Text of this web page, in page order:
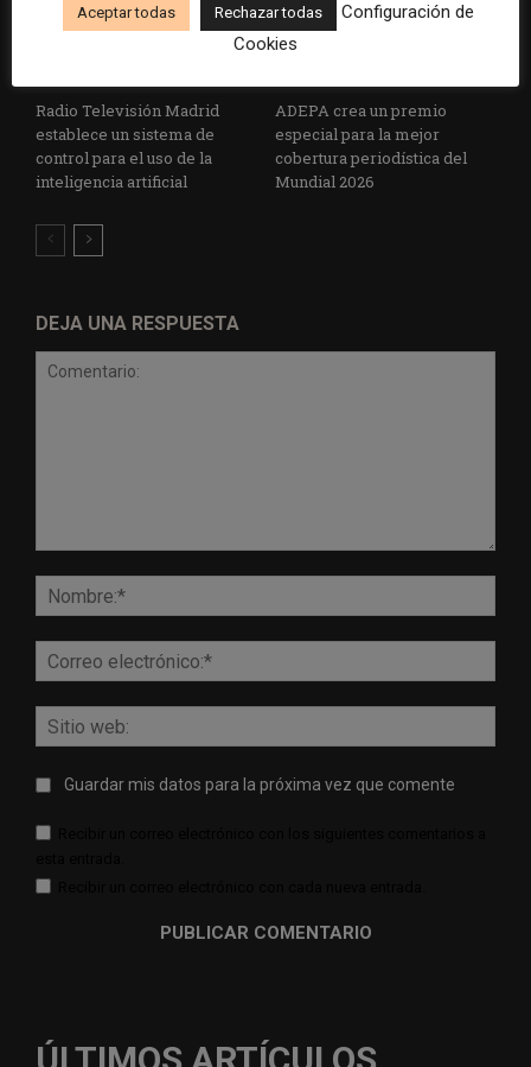
Radio Televisión Madrid
establece un sistema de
control para el uso de la
inteligencia artificial
ADEPA crea un premio
especial para la mejor
cobertura periodística del
Mundial 2026
DEJA UNA RESPUESTA
web:
Guardar mis datos para la próxima vez que comente
Aceptar todas Rechazar todas
Configuración de
Cookies